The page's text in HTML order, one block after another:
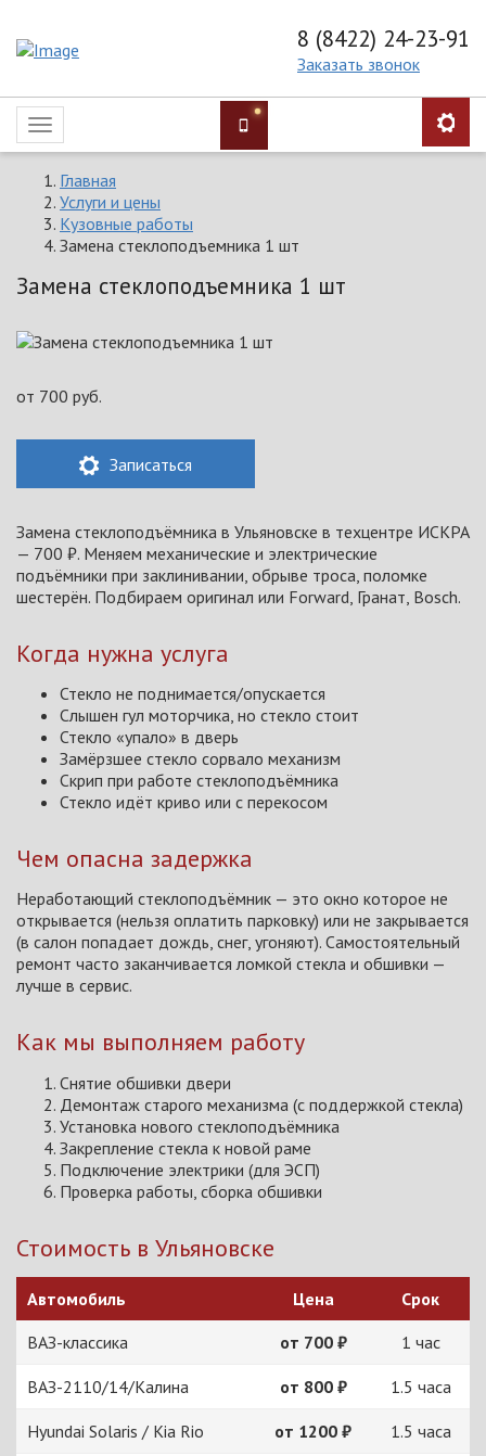
8 (8422) 24-23-91
Заказать звонок
Toggle
navigation
Главная
Услуги и цены
Кузовные работы
Замена стеклоподъемника 1 шт
Замена стеклоподъемника 1 шт
от 700 руб.
Записаться
Замена стеклоподъёмника в Ульяновске в техцентре ИСКРА
— 700 ₽. Меняем механические и электрические
подъёмники при заклинивании, обрыве троса, поломке
шестерён. Подбираем оригинал или Forward, Гранат, Bosch.
Когда нужна услуга
Стекло не поднимается/опускается
Слышен гул моторчика, но стекло стоит
Стекло «упало» в дверь
Замёрзшее стекло сорвало механизм
Скрип при работе стеклоподъёмника
Стекло идёт криво или с перекосом
Чем опасна задержка
Неработающий стеклоподъёмник — это окно которое не
открывается (нельзя оплатить парковку) или не закрывается
(в салон попадает дождь, снег, угоняют). Самостоятельный
ремонт часто заканчивается ломкой стекла и обшивки —
лучше в сервис.
Как мы выполняем работу
Снятие обшивки двери
Демонтаж старого механизма (с поддержкой стекла)
Установка нового стеклоподъёмника
Закрепление стекла к новой раме
Подключение электрики (для ЭСП)
Проверка работы, сборка обшивки
Стоимость в Ульяновске
Автомобиль Цена
Срок
ВАЗ-классика
от 700 ₽ 1 час
ВАЗ-2110/14/Калина от 800 ₽ 1.5 часа
Hyundai Solaris / Kia Rio от 1200 ₽ 1.5 часа